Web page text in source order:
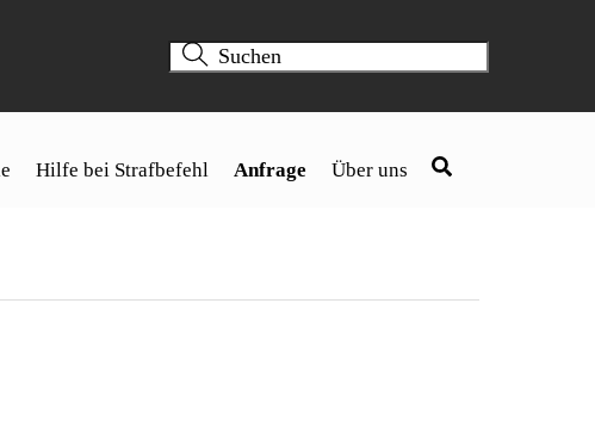
Hilfe bei Strafbefehl Anfrage Über uns